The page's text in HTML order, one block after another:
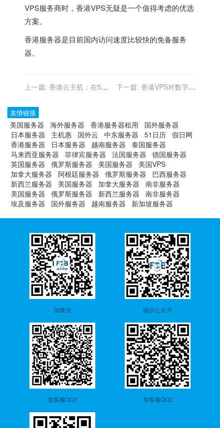
VPS服务商时，香港VPS无疑是一个值得考虑的优选
方案。
香港服务器是目前国内访问速度比较快的免备服务
器。
上一篇: 香港云主机：在5G
下一篇: 香港VPS对数字营
友情链接
美国服务器 海外服务器 香港服务器租用
国外服务器
日本服务器
主机惠 国外云 中东服务器 51日历 假日网
香港服务器
日本服务器 越南服务器
泰国服务器
马来西亚服务器
菲律宾服务器 法国服务器
德国服务器
英国服务器
俄罗斯服务器 美国服务器
美国VPS
加拿大服务器
阿根廷服务器 俄罗斯服务器
巴西服务器
新西兰服务器
美国服务器 加拿大服务器
南非服务器
美国服务器
俄罗斯服务器 新西兰服务器
南非服务器
埃及服务器
国外服务器 越南服务器 新加坡服务器
加微信 福步公众号
加客服QQ1 加客服QQ2